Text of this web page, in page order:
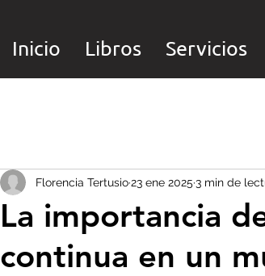
Inicio Libros Servicios
La importancia
continua en un
Florencia Tertusio23 ene 2025 3 min de